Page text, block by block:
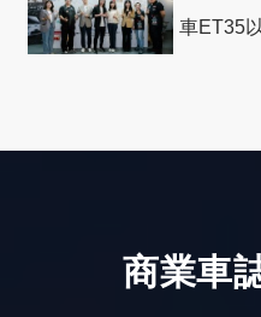
車ET35
商業車